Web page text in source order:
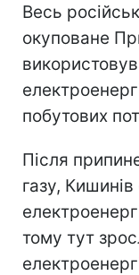
Весь
окуповане
побутових
Після
газу,
тому тут